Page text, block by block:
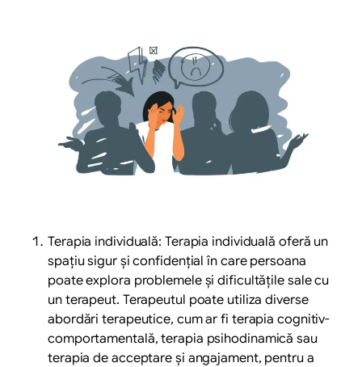
Terapia individuală: Terapia individuală oferă un
spațiu sigur și confidențial în care persoana
poate explora problemele și dificultățile sale cu
un terapeut. Terapeutul poate utiliza diverse
abordări terapeutice, cum ar fi terapia cognitiv-
comportamentală, terapia psihodinamică sau
terapia de acceptare și angajament, pentru a